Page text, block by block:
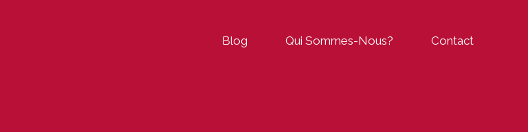
Blog Qui Sommes-Nous? Contact